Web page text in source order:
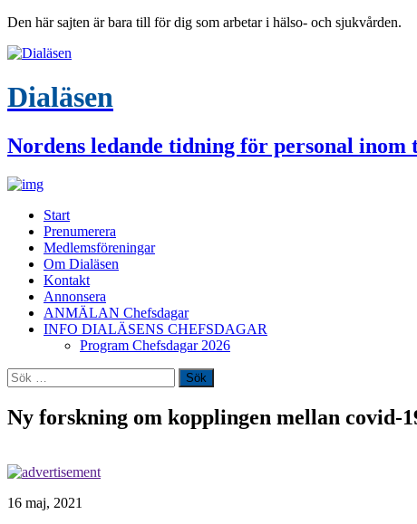
Den här sajten är bara till för dig som arbetar i hälso- och sjukvården.
Dialäsen
Nordens ledande tidning för personal
Start
Prenumerera
Medlemsföreningar
Om Dialäsen
Kontakt
Annonsera
ANMÄLAN Chefsdagar
INFO DIALÄSENS CHEFSDAGAR
Program Chefsdagar 2026
Sök
efter:
Ny forskning om kopplingen mellan covid-
16 maj, 2021